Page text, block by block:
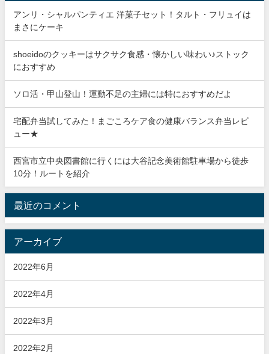
アンリ・シャルパンティエ 洋菓子セット！タルト・フリュイは
まさにケーキ
shoeidoのクッキーはサクサク食感・懐かしい味わい♪ストック
におすすめ
ソロ活・甲山登山！運動不足の主婦には特におすすめだよ
宅配弁当試してみた！まごころケア食の健康バランス弁当レビ
ュー★
西宮市立中央図書館に行くには大谷記念美術館駐車場から徒歩
10分！ルートを紹介
最近のコメント
アーカイブ
2022年6月
2022年4月
2022年3月
2022年2月